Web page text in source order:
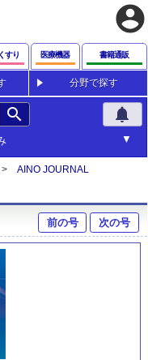
account_circle
くすり 医療機器 書籍通販
分野で探す
search notifications
AINO JOURNAL
前の号 次の号